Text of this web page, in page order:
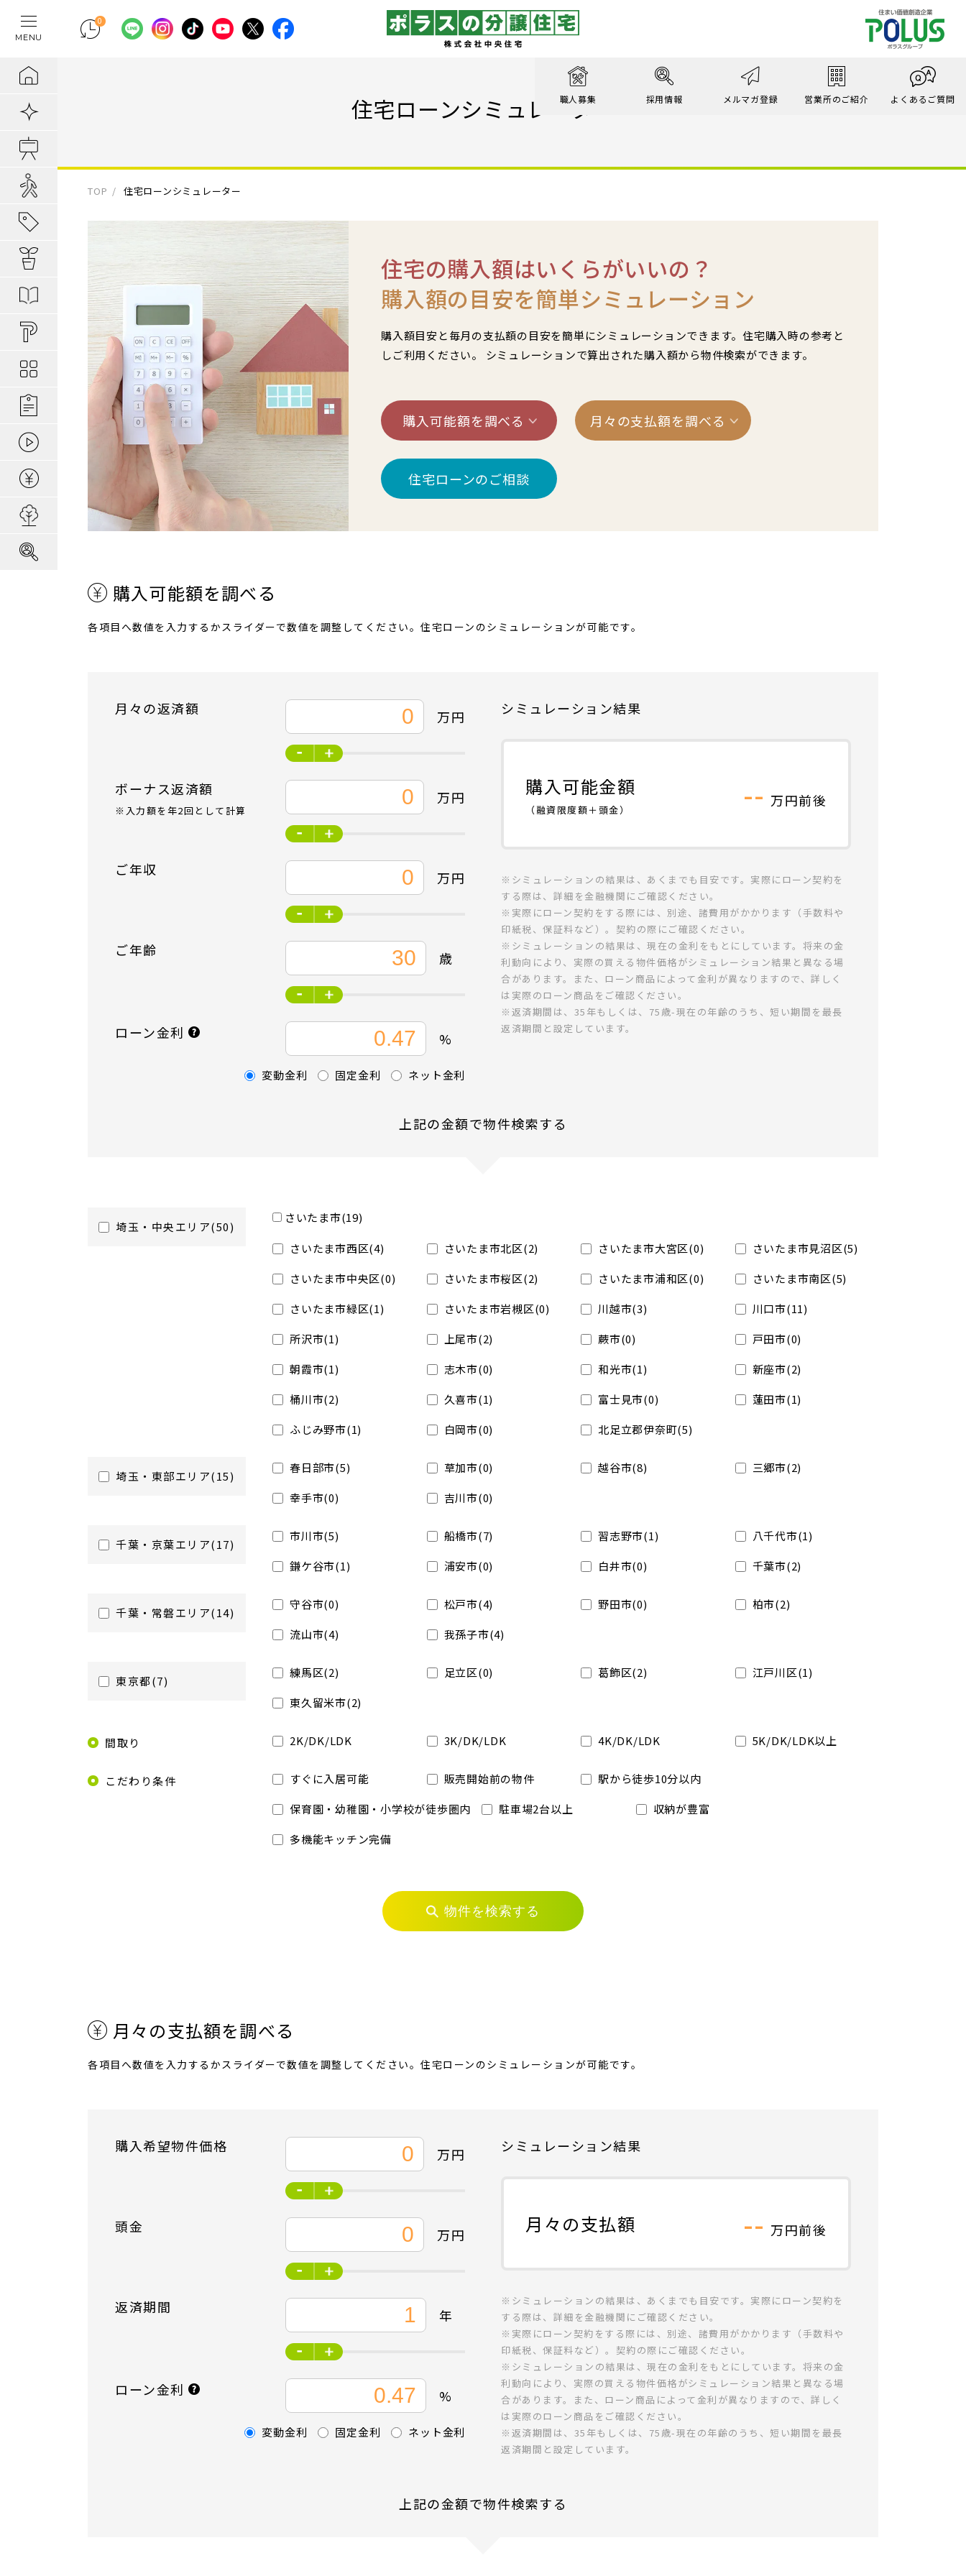
0
職人募集 採用情報 メルマガ登録 営業所のご紹介 よくあるご質問
MENU
オ―プンハウス実施中
地域から暮らしを知る
公園の多い街
歴史の趣き深い街
買い物しやすい街
お金のコト
家のコト
子育てのコト
暮らしを楽しむヒント
ラクに片付く！収納実例！
あってよかった！ポラスの標準仕様【安心・くつろぎ編】
分譲地ってなにがいいの？ Vol.1 コミュニティを育む
分譲地ってなにがいいの？ Vol.2 緑と景観を育む
分譲地ってなにがいいの？ Vol.3 安心・安全を育む
コンセプトのある街ってどんなマチ？
森の空気を楽しむ“木”を採り入れた優しい住まい
冬の暮らしを快適に
はじめての家探し
ポラスの魅力
1. 自分だけの家が見つかる
4. お客様の安心のために
ポラスの設備・仕様
ポラスの長期優良住宅
ポラスの一貫施工
全ては地盤が支えています。
本当に地震に強い家
建てた後のアフターメンテナンス
最新情報
無垢桐材の壁パネル KIRINOKA
快適がつづく！ポラスの長期優良住宅
安心な場所であるために！ポラスの耐震技術
景観協定のある街づくり
家族にやさしい家づくり WELLNESS LIFE
動画ギャラリー
住宅ローンシミュレーター
用地募集
住宅ローンシミュレーター
TOP 住宅ローンシミュレーター
住宅の購入額はいくらがいいの？
購入額の目安を簡単シミュレーション
購入額目安と毎月の支払額の目安を簡単にシミュレーションできます。住宅購入時の参考と
しご利用ください。 シミュレーションで算出された購入額から物件検索ができます。
購入可能額を調べる 月々の支払額を調べる
住宅ローンのご相談
購入可能額を調べる
各項目へ数値を入力するかスライダーで数値を調整してください。住宅ローンのシミュレーションが可能です。
月々の返済額 万円
ボーナス返済額
※入力額を年2回として計算
万円
ご年収 万円
ご年齢 歳
ローン金利 %
変動金利 固定金利 ネット金利
シミュレーション結果
購入可能金額
（融資限度額＋頭金） -- 万円前後
※シミュレーションの結果は、あくまでも目安です。実際にローン契約を
する際は、詳細を金融機関にご確認ください。
※実際にローン契約をする際には、別途、諸費用がかかります（手数料や
印紙税、保証料など）。契約の際にご確認ください。
※シミュレーションの結果は、現在の金利をもとにしています。将来の金
利動向により、実際の買える物件価格がシミュレーション結果と異なる場
合があります。また、ローン商品によって金利が異なりますので、詳しく
は実際のローン商品をご確認ください。
※返済期間は、35年もしくは、75歳-現在の年齢のうち、短い期間を最長
返済期間と設定しています。
上記の金額で物件検索する
埼玉・中央エリア(50)
さいたま市(19)
さいたま市西区(4) さいたま市北区(2) さいたま市大宮区(0)
さいたま市見沼区(5)
さいたま市中央区(0)
さいたま市桜区(2) さいたま市浦和区(0)
さいたま市南区(5)
さいたま市緑区(1)
さいたま市岩槻区(0) 川越市(3)
川口市(11)
所沢市(1)
上尾市(2) 蕨市(0)
戸田市(0)
朝霞市(1)
志木市(0) 和光市(1)
新座市(2)
桶川市(2)
久喜市(1) 富士見市(0)
蓮田市(1)
ふじみ野市(1)
白岡市(0) 北足立郡伊奈町(5)
埼玉・東部エリア(15)
春日部市(5) 草加市(0) 越谷市(8)
三郷市(2)
幸手市(0)
吉川市(0)
千葉・京葉エリア(17)
市川市(5) 船橋市(7) 習志野市(1)
八千代市(1)
鎌ケ谷市(1)
浦安市(0) 白井市(0) 千葉市(2)
千葉・常磐エリア(14)
守谷市(0) 松戸市(4) 野田市(0)
柏市(2)
流山市(4)
我孫子市(4)
東京都(7)
練馬区(2) 足立区(0) 葛飾区(2)
江戸川区(1)
東久留米市(2)
間取り 2K/DK/LDK 3K/DK/LDK 4K/DK/LDK 5K/DK/LDK以上
こだわり条件 すぐに入居可能 販売開始前の物件
駅から徒歩10分以内
保育園・幼稚園・小学校が徒歩圏内
駐車場2台以上
収納が豊富
多機能キッチン完備
物件を検索する
月々の支払額を調べる
各項目へ数値を入力するかスライダーで数値を調整してください。住宅ローンのシミュレーションが可能です。
購入希望物件価格 万円
頭金 万円
返済期間 年
ローン金利 %
変動金利 固定金利 ネット金利
シミュレーション結果
月々の支払額 -- 万円前後
※シミュレーションの結果は、あくまでも目安です。実際にローン契約を
する際は、詳細を金融機関にご確認ください。
※実際にローン契約をする際には、別途、諸費用がかかります（手数料や
印紙税、保証料など）。契約の際にご確認ください。
※シミュレーションの結果は、現在の金利をもとにしています。将来の金
利動向により、実際の買える物件価格がシミュレーション結果と異なる場
合があります。また、ローン商品によって金利が異なりますので、詳しく
は実際のローン商品をご確認ください。
※返済期間は、35年もしくは、75歳-現在の年齢のうち、短い期間を最長
返済期間と設定しています。
上記の金額で物件検索する